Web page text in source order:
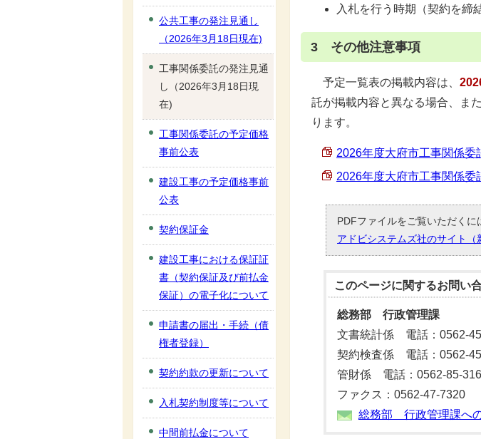
入札を行う時期（契約を締
3 その他注意事項
予定一覧表の掲載内容は、
託が掲載内容と異なる場合、ま
ります。
2026年度大府市工事関係委
2026年度大府市工事関係委
PDFファイルをご覧いただく
アドビシステムズ社のサイト（
このページに関するお問い
総務部 行政管理課
文書統計係 電話：0562-
契約検査係 電話：0562-
管財係 電話：0562-85-
ファクス：0562-47-7320
総務部 行政管理課への
公共工事の発注見通し
（2026年3月18日現在)
工事関係委託の発注見通
し（2026年3月18日現
在)
工事関係委託の予定価格
事前公表
建設工事の予定価格事前
公表
契約保証金
建設工事における保証証
書（契約保証及び前払金
保証）の電子化について
申請書の届出・手続（債
権者登録）
契約約款の更新について
入札契約制度等について
中間前払金について